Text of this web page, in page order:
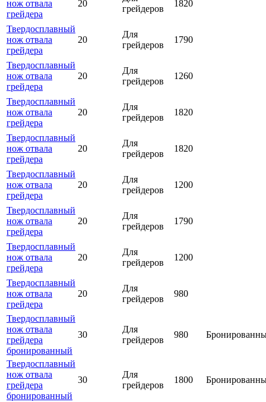
нож отвала
грейдера
20
грейдеров
1820
Твердосплавный
нож отвала
грейдера
20
Для
грейдеров
1790
Твердосплавный
нож отвала
грейдера
20
Для
грейдеров
1260
Твердосплавный
нож отвала
грейдера
20
Для
грейдеров
1820
Твердосплавный
нож отвала
грейдера
20
Для
грейдеров
1820
Твердосплавный
нож отвала
грейдера
20
Для
грейдеров
1200
Твердосплавный
нож отвала
грейдера
20
Для
грейдеров
1790
Твердосплавный
нож отвала
грейдера
20
Для
грейдеров
1200
Твердосплавный
нож отвала
грейдера
20
Для
грейдеров
980
Твердосплавный
нож отвала
грейдера
бронированный
30
Для
грейдеров
980
Твердосплавный
нож отвала
грейдера
бронированный
30
Для
грейдеров
1800